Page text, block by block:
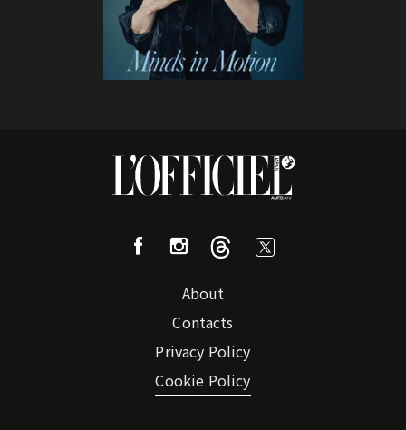
About
Contacts
Privacy Policy
Cookie Policy